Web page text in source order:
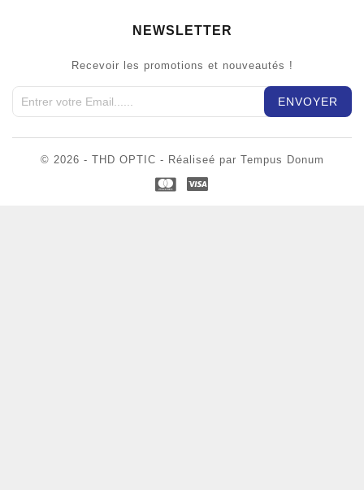
NEWSLETTER
Recevoir les promotions et nouveautés !
© 2026 - THD OPTIC - Réaliseé par Tempus Donum